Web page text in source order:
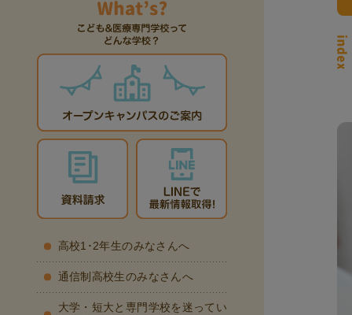
高校1･2年生のみなさんへ
通信制高校生のみなさんへ
大学・短大と専門学校を迷ってい